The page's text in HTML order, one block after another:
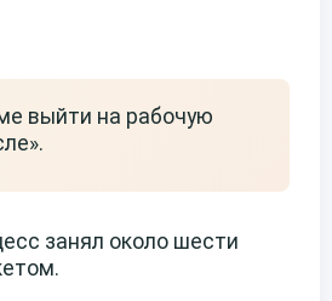
выйти на рабочую
занял около шести